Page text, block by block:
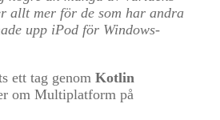
allt mer för de som har andra
upp iPod för Windows-
ett tag genom Kotlin
om Multiplatform på